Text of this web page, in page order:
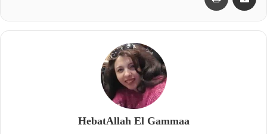
HebatAllah El Gammaa